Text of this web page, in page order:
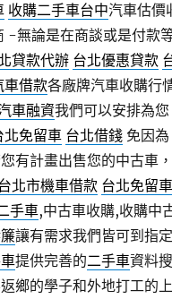
收購二手車台中汽車估價
-無論是在商談或是付款
貸款代辦 台北優惠貸款
車借款各廠牌汽車收購行
車融資我們可以安排為您
北免留車 台北借錢免因為
有計畫出售您的中古車，
北市機車借款 台北免留車
手車,中古車收購,收購中
讓有需求我們皆可到指定
提供完善的二手車資料搜
鄉的學子和外地打工的上